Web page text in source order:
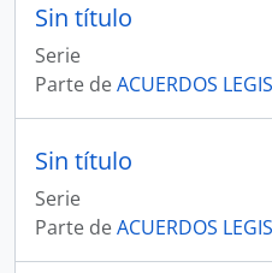
Sin título
Serie
Parte deACUERDOS
Sin título
Serie
Parte deACUERDOS